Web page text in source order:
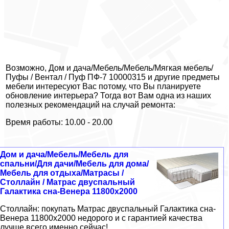
Возможно, Дом и дача/Мебель/Мебель/Мягкая мебель/
Пуфы / Вентал / Пуф ПФ-7 10000315 и другие предметы
мебели интересуют Вас потому, что Вы планируете
обновление интерьера? Тогда вот Вам одна из наших
полезных рекомендаций на случай ремонта:
Время работы: 10.00 - 20.00
Дом и дача/Мебель/Мебель для
спальни/Для дачи/Мебель для дома/
Мебель для отдыха/Матрасы /
Столлайн / Матрас двуспальный
Галактика сна-Венера 11800x2000
Столлайн: покупать Матрас двуспальный Галактика сна-
Венера 11800x2000 недорого и с гарантией качества